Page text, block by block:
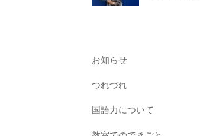
お知らせ
つれづれ
国語力について